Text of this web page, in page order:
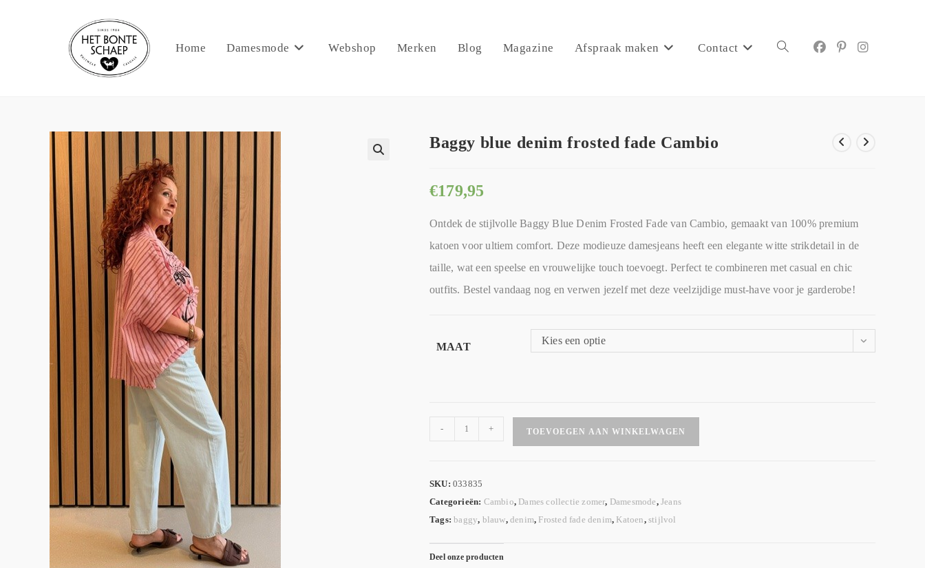
Home Damesmode Webshop Merken Blog Magazine Afspraak maken Contact
Baggy blue denim frosted fade Cambio
€179,95
Ontdek de stijlvolle Baggy Blue Denim Frosted Fade van Cambio, gemaakt van 100% premium
katoen voor ultiem comfort. Deze modieuze damesjeans heeft een elegante witte strikdetail in de
taille, wat een speelse en vrouwelijke touch toevoegt. Perfect te combineren met casual en chic
outfits. Bestel vandaag nog en verwen jezelf met deze veelzijdige must-have voor je garderobe!
MAAT
Kies een optie
- + TOEVOEGEN AAN WINKELWAGEN
SKU: 033835
Categorieën: Cambio, Dames collectie zomer, Damesmode,Jeans
Tags:baggy, blauw,denim, Frosted fade denim, Katoen,stijlvol
Deel onze producten